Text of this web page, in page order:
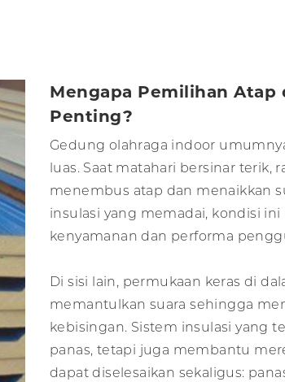
Mengapa Pemilihan Atap
Penting?
Gedung olahraga indoor
luas. Saat matahari bersinar terik,
menembus atap dan menaikkan
insulasi yang memadai, kondisi
kenyamanan dan performa
Di sisi lain, permukaan keras di
memantulkan suara sehingga
kebisingan. Sistem insulasi yang
panas, tetapi juga membantu
dapat diselesaikan sekaligus: